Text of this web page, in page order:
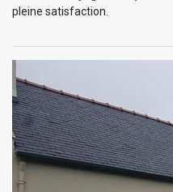
pleine satisfaction.